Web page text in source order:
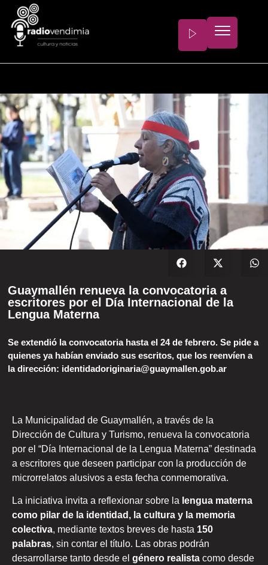
Guaymallén renueva la convocatoria a
escritores por el Día Internacional de la
Lengua Materna
Se extendió la convocatoria hasta el 24 de febrero. Se pide a
quienes ya habían enviado sus escritos, que los reenvíen a
la dirección: identidadoriginaria@guaymallen.gob.ar
La Municipalidad de Guaymallén, a través de la
Dirección de Cultura y Turismo, renueva la convocatoria
por el “Día Internacional de la Lengua Materna” destinada
a escritores que deseen participar con la producción de
microrrelatos alusivos a esta fecha conmemorativa.
La iniciativa invita a reflexionar sobre la lengua materna
como pilar de la identidad, la cultura y la memoria
colectiva, mediante textos breves de hasta 150
palabras, sin contar el título. Las obras podrán
desarrollarse tanto desde el género realista como desde